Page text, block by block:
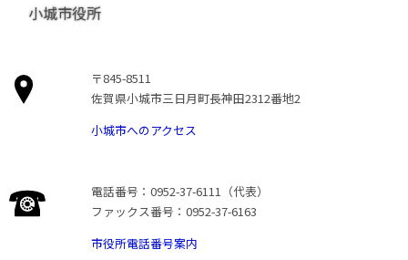
小城市役所
〒845-8511
佐賀県小城市三日月町長神田2312番地2
小城市へのアクセス
電話番号：0952-37-6111（代表）
ファックス番号：0952-37-6163
市役所電話番号案内